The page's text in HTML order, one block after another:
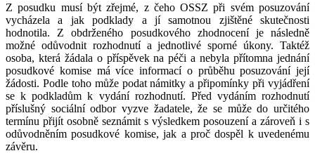
Z posudku musí být zřejmé, z čeho OSSZ při svém posuzování
vycházela a jak podklady a jí samotnou zjištěné skutečnosti
hodnotila. Z obdrženého posudkového zhodnocení je následně
možné odůvodnit rozhodnutí a jednotlivé sporné úkony. Taktéž
osoba, která žádala o příspěvek na péči a nebyla přítomna jednání
posudkové komise má více informací o průběhu posuzování její
žádosti. Podle toho může podat námitky a připomínky při vyjádření
se k podkladům k vydání rozhodnutí. Před vydáním rozhodnutí
příslušný sociální odbor vyzve žadatele, že se může do určitého
termínu přijít osobně seznámit s výsledkem posouzení a zároveň i s
odůvodněním posudkové komise, jak a proč dospěl k uvedenému
závěru.